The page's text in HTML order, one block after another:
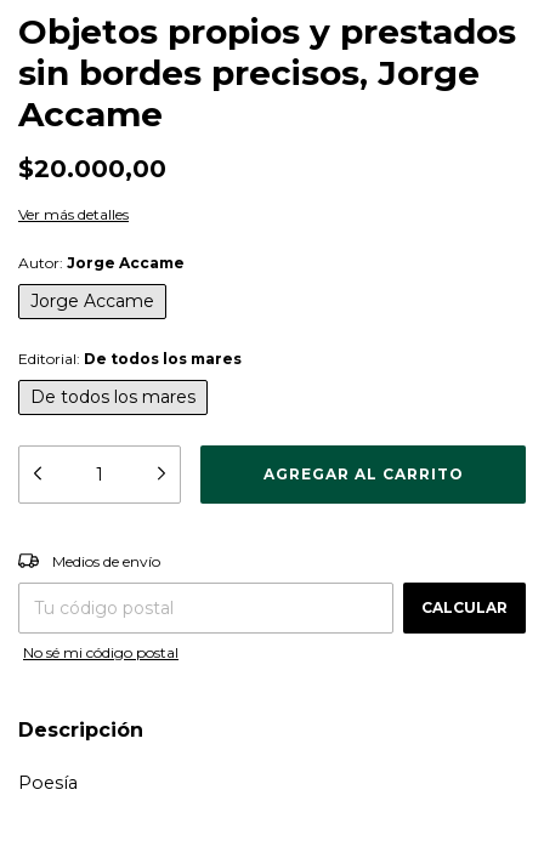
Objetos propios y prestados
sin bordes precisos, Jorge
Accame
$20.000,00
Ver más detalles
Autor: Jorge Accame
Jorge Accame
Editorial: De todos los mares
De todos los mares
Entregas para el CP:
Medios de envío
CALCULAR
No sé mi código postal
Descripción
Poesía